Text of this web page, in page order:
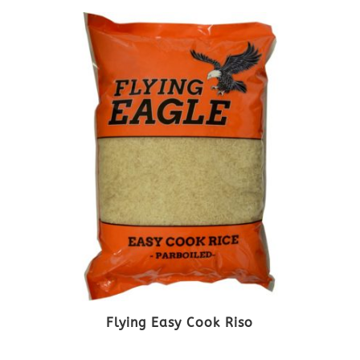
Flying Easy Cook Riso